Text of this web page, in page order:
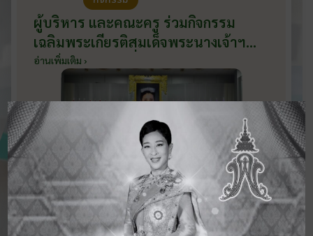
ผู้บริหาร และคณะครู ร่วมกิจกรรม
เฉลิมพระเกียรติสมเด็จพระนางเจ้าฯ
พระบรมราชินี เนื่องในโอกาสวันเฉลิม
พระชนมพรรษา กับหน่วยงานอำเภอ
เมืองบ้านโป่ง ณ ศาลาประชาคมริมน้ำ
วันที่ 3 มิถุนายน 2569
อ่านเพิ่มเติม ›
ดูข่าวสารทั้งหมด